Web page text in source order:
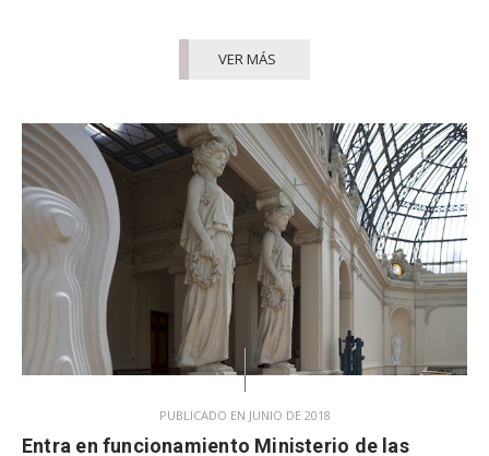
VER MÁS
PUBLICADO EN JUNIO DE 2018
Entra en funcionamiento Ministerio de las